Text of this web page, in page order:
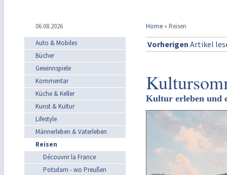
06.08.2026 Home » Reisen
Auto & Mobiles
Bücher
Gewinnspiele
Kommentar
Küche & Keller
Kunst & Kultur
Lifestyle
Männerleben & Vaterleben
Reisen
Découvrir la France
Potsdam - wo Preußen
Vorherigen Artikel
Kultur erleben und